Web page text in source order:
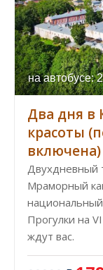
на автобусе:
Два дня в
красоты
включена)
Двухдневный
Мраморный
Прогулки на
ждут вас.